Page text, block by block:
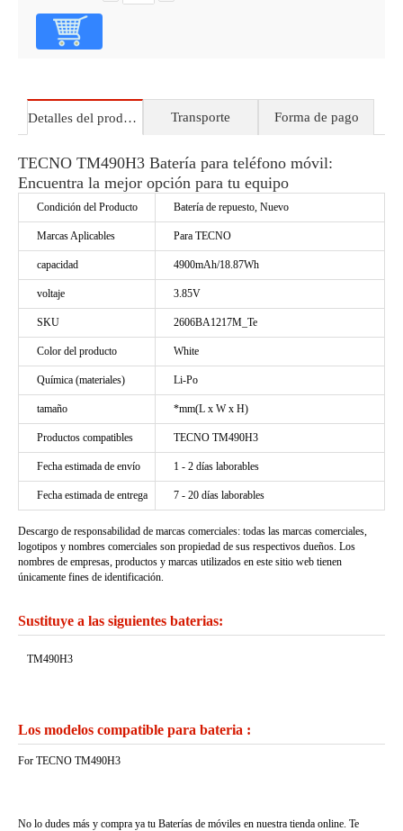
Detalles del producto Transporte Forma de pago
TECNO TM490H3 Batería para teléfono móvil:
Encuentra la mejor opción para tu equipo
Condición del Producto Batería de repuesto, Nuevo
Marcas Aplicables Para TECNO
capacidad 4900mAh/18.87Wh
voltaje 3.85V
SKU 2606BA1217M_Te
Color del producto White
Química (materiales) Li-Po
tamaño *mm(L x W x H)
Productos compatibles TECNO TM490H3
Fecha estimada de envío 1 - 2 días laborables
Fecha estimada de entrega 7 - 20 días laborables
Descargo de responsabilidad de marcas comerciales: todas las marcas comerciales,
logotipos y nombres comerciales son propiedad de sus respectivos dueños. Los
nombres de empresas, productos y marcas utilizados en este sitio web tienen
únicamente fines de identificación.
Sustituye a las siguientes baterias:
TM490H3
Los modelos compatible para bateria :
For TECNO TM490H3
No lo dudes más y compra ya tu Baterías de móviles en nuestra tienda online. Te